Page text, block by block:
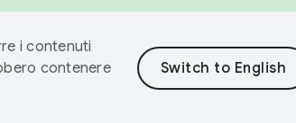
i contenuti
contenere